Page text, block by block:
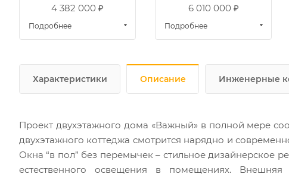
4 382 000 ₽
Подробнее
6 010 000 ₽
Подробнее
Характеристики Описание Инженерные
Проект двухэтажного дома «Важный» в полной мере
двухэтажного коттеджа смотрится нарядно и
Окна “в пол” без перемычек – стильное
естественного освещения в помещениях.